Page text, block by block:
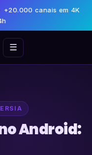
+20.000 canais em 4K
☰
Android: